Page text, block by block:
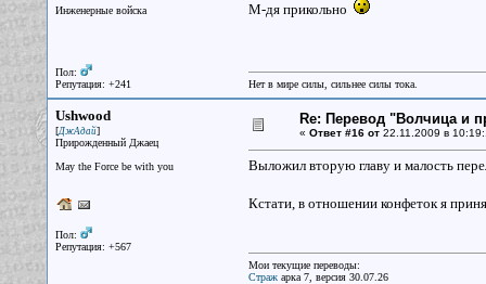
Инженерные войска
Пол:
Репутация: +241
М-дя прикольно
Нет в мире силы, сильнее силы тока.
Ushwood
[ДжАдай]
Прирожденный Джаец
May the Force be with you
Пол:
Репутация: +567
Re: Перевод "Волчица и
« Ответ #16 от22.11.2009 в
Выложил вторую главу и малость
Кстати, в отношении конфеток я
Мои текущие переводы:
Стражарка 7, версия 30.07.26